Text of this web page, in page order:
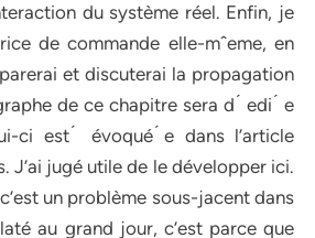
du système réel. Enfin, je
de commande elle-mˆeme, en
et discuterai la propagation
de ce chapitre sera d ́ edi ́ e
ci est ́ évoqué ́e dans l’article
J’ai jugé utile de le développer ici.
un problème sous-jacent dans
au grand jour, c’est parce que